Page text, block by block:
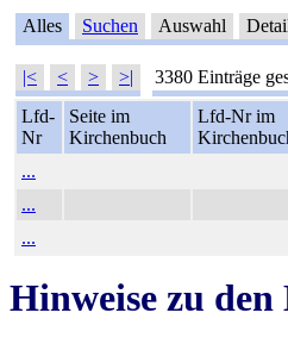
Alles Suchen Auswahl
|< < > >| 3380 Einträge
Lfd-
Nr
Seite im
Kirchenbuch
Lfd-Nr im
...
...
...
Hinweise zu